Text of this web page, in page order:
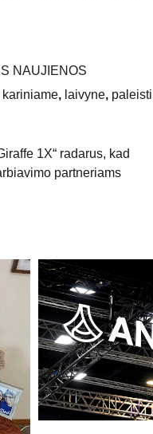
NAUJIENOS
kariniame, laivyne, paleisti
1X“ radarus, kad
partneriams